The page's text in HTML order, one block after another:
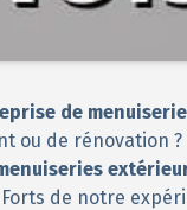
de
ou de rénovation
de notre